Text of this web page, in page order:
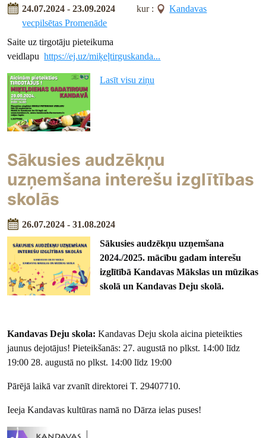
24.07.2024 - 23.09.2024 kur :
Kandavas
vecpilsētas Promenāde
Saite uz tirgotāju pieteikuma
veidlapuhttps://ej.uz/miķeļtirguskanda...
Lasīt visu ziņu
Sākusies audzēkņu
uzņemšana interešu izglītības
skolās
26.07.2024 - 31.08.2024
Sākusies audzēkņu uzņemšana
2024./2025. mācību gadam interešu
izglītībā Kandavas Mākslas un mūzikas
skolā un Kandavas Deju skolā.
Kandavas Deju skola: Kandavas Deju skola aicina pieteikties
jaunus dejotājus! Pieteikšanās: 27. augustā no plkst. 14:00 līdz
19:00 28. augustā no plkst. 14:00 līdz 19:00
Pārējā laikā var zvanīt direktorei T. 29407710.
Ieeja Kandavas kultūras namā no Dārza ielas puses!